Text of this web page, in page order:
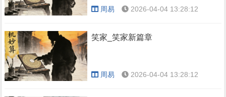
周易 2026-04-04 13:28:12
笑家_笑家新篇章
周易 2026-04-04 13:28:12